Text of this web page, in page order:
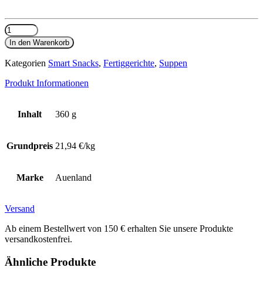
Maultaschensuppe
Menge
In den Warenkorb
Kategorien Smart Snacks, Fertiggerichte, Suppen
Produkt Informationen
Inhalt 360 g
Grundpreis 21,94 €/kg
Marke Auenland
Versand
Ab einem Bestellwert von 150 € erhalten Sie unsere Produkte
versandkostenfrei.
Ähnliche Produkte